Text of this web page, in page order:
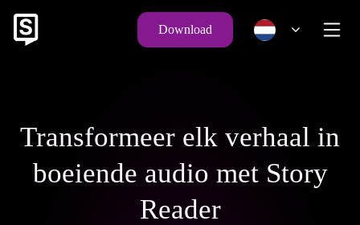
Download
Transformeer elk verhaal in
boeiende audio met Story
Reader